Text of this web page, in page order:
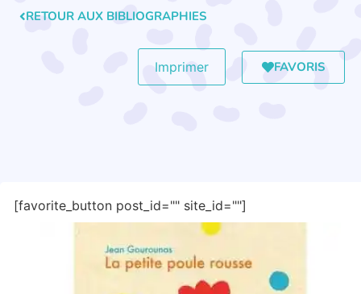
RETOUR AUX BIBLIOGRAPHIES
Imprimer FAVORIS
[favorite_button post_id="" site_id=""]